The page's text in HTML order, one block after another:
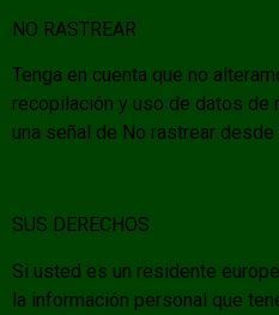
NO RASTREAR
Tenga en cuenta que no
recopilación y uso de datos de
una señal de No rastrear desde
SUS DERECHOS
Si usted es un residente
la información personal que